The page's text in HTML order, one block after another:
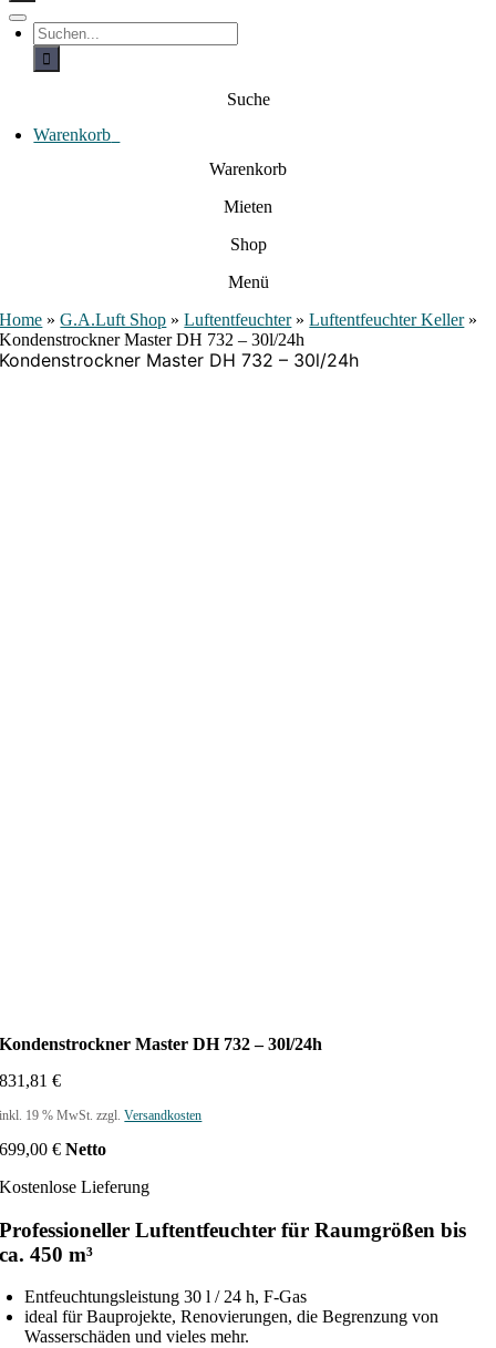
hT
o
a
S
u
h
c
h
Suche
Warenkorb
Warenkorb
Mieten
Shop
Menü
Home »G.A.Luft Shop »Luftentfeuchter»Luftentfeuchter Keller»
Kondenstrockner Master DH 732 – 30l/24h
Kondenstrockner Master DH 732 – 30l/24h
Kondenstrockner Master DH 732 – 30l/24h
831,81€
inkl. 19 % MwSt. zzgl.Versandkosten
699,00€ Netto
Kostenlose Lieferung
Professioneller Luftentfeuchter für Raumgrößen bis
ca. 450 m³
Entfeuchtungsleistung 30 l / 24 h, F-Gas
ideal für Bauprojekte, Renovierungen, die Begrenzung von
Wasserschäden und vieles mehr.